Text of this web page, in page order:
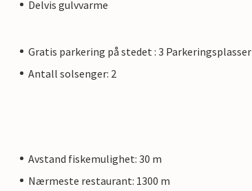
Delvis gulvvarme
Gratis parkering på stedet : 3 Parkeringsplasser
Antall solsenger: 2
Avstand fiskemulighet: 30 m
Nærmeste restaurant: 1300 m